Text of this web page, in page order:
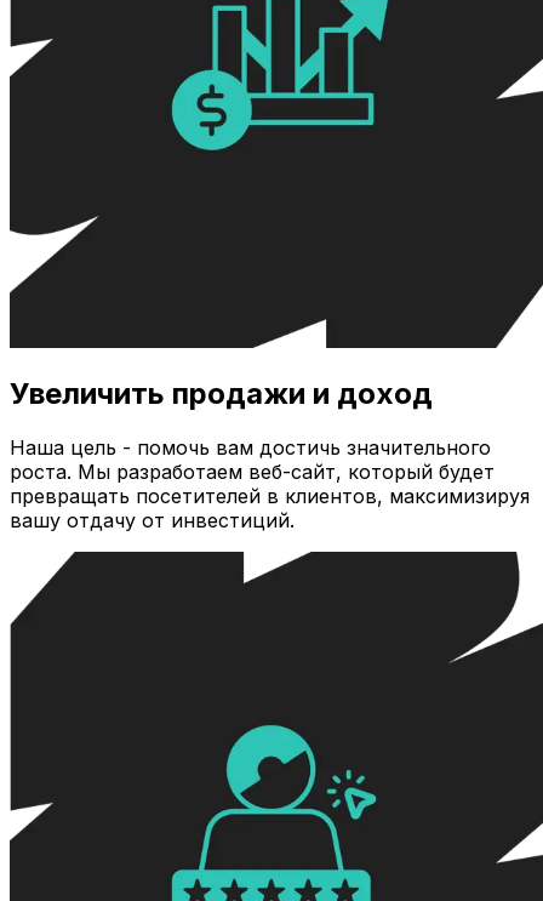
Увеличить продажи и доход
Наша цель - помочь вам достичь значительного
роста. Мы разработаем веб-сайт, который будет
превращать посетителей в клиентов, максимизируя
вашу отдачу от инвестиций.